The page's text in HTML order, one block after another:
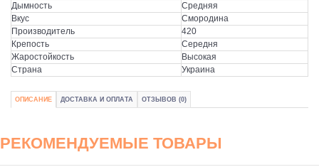
Дымность
Средняя
Вкус
Смородина
Производитель
420
Крепость
Середня
Жаростойкость
Высокая
Страна
Украина
ОПИСАНИЕ ДОСТАВКА И ОПЛАТА ОТЗЫВОВ (0)
РЕКОМЕНДУЕМЫЕ ТОВАРЫ